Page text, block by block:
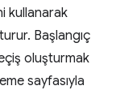
kullanarak
Başlangıç
oluşturmak
sayfasıyla